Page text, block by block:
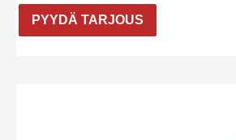
PYYDÄ TARJOUS